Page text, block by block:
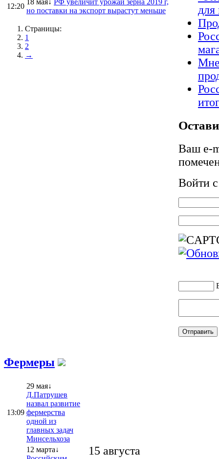
12:20
но поставки на экспорт вырастут меньше
Страницы:
1
2
→
для
Ваш e-
Войти
Фермеры
13:09
29 мая↓
Д.Патрушев
назвал развитие
фермерства
одной из
главных задач
Минсельхоза
12 марта↓
15 августа